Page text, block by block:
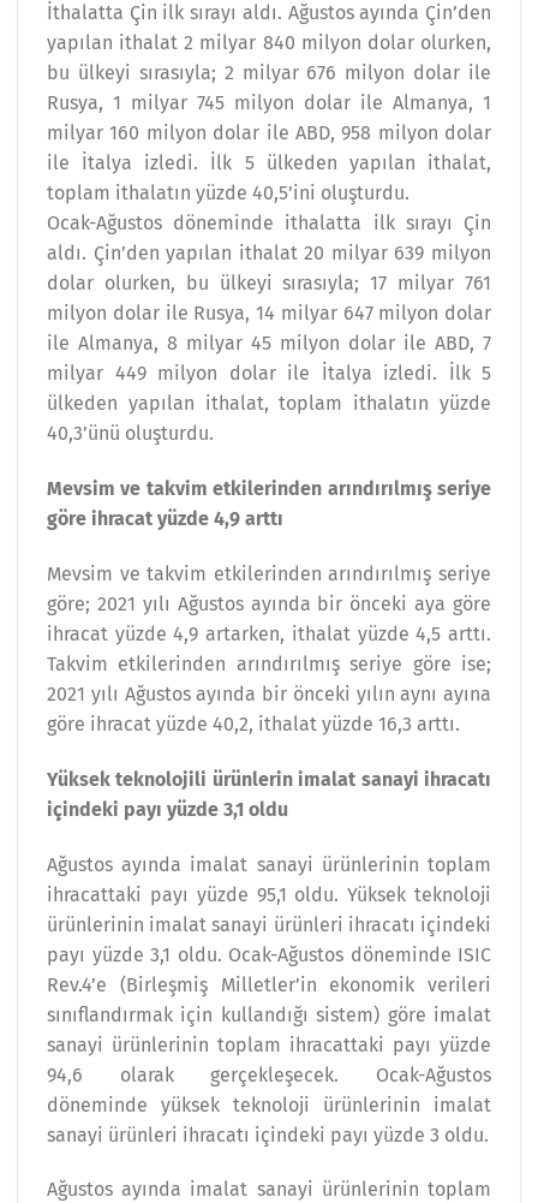
İthalatta Çin ilk sırayı aldı. Ağustos ayında Çin’den
yapılan ithalat 2 milyar 840 milyon dolar olurken,
bu ülkeyi sırasıyla; 2 milyar 676 milyon dolar ile
Rusya, 1 milyar 745 milyon dolar ile Almanya, 1
milyar 160 milyon dolar ile ABD, 958 milyon dolar
ile İtalya izledi. İlk 5 ülkeden yapılan ithalat,
toplam ithalatın yüzde 40,5’ini oluşturdu.
Ocak-Ağustos döneminde ithalatta ilk sırayı Çin
aldı. Çin’den yapılan ithalat 20 milyar 639 milyon
dolar olurken, bu ülkeyi sırasıyla; 17 milyar 761
milyon dolar ile Rusya, 14 milyar 647 milyon dolar
ile Almanya, 8 milyar 45 milyon dolar ile ABD, 7
milyar 449 milyon dolar ile İtalya izledi. İlk 5
ülkeden yapılan ithalat, toplam ithalatın yüzde
40,3’ünü oluşturdu.
Mevsim ve takvim etkilerinden arındırılmış seriye
göre ihracat yüzde 4,9 arttı
Mevsim ve takvim etkilerinden arındırılmış seriye
göre; 2021 yılı Ağustos ayında bir önceki aya göre
ihracat yüzde 4,9 artarken, ithalat yüzde 4,5 arttı.
Takvim etkilerinden arındırılmış seriye göre ise;
2021 yılı Ağustos ayında bir önceki yılın aynı ayına
göre ihracat yüzde 40,2, ithalat yüzde 16,3 arttı.
Yüksek teknolojili ürünlerin imalat sanayi ihracatı
içindeki payı yüzde 3,1 oldu
Ağustos ayında imalat sanayi ürünlerinin toplam
ihracattaki payı yüzde 95,1 oldu. Yüksek teknoloji
ürünlerinin imalat sanayi ürünleri ihracatı içindeki
payı yüzde 3,1 oldu. Ocak-Ağustos döneminde ISIC
Rev.4’e (Birleşmiş Milletler’in ekonomik verileri
sınıflandırmak için kullandığı sistem) göre imalat
sanayi ürünlerinin toplam ihracattaki payı yüzde
94,6 olarak gerçekleşecek. Ocak-Ağustos
döneminde yüksek teknoloji ürünlerinin imalat
sanayi ürünleri ihracatı içindeki payı yüzde 3 oldu.
Ağustos ayında imalat sanayi ürünlerinin toplam